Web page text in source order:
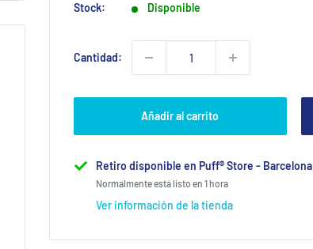
Stock: Disponible
Cantidad:
Añadir al carrito
Retiro disponible en Puff® Store - Barcelona
Normalmente está listo en 1 hora
Ver información de la tienda